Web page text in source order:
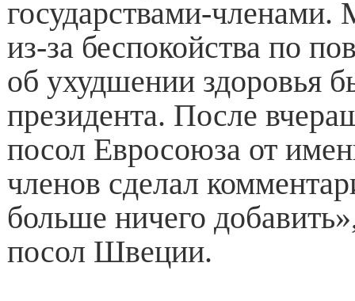
государствами-членами.
из-за беспокойства по
об ухудшении здоровья
президента. После
посол Евросоюза от
членов сделал
больше ничего
посол Швеции.